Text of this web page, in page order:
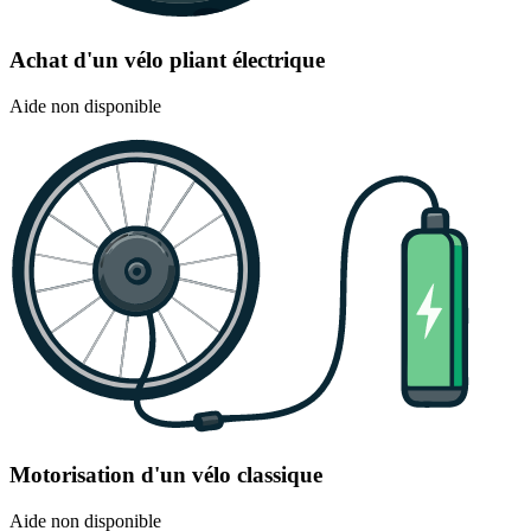
Achat d'un vélo pliant électrique
Aide non disponible
Motorisation d'un vélo classique
Aide non disponible